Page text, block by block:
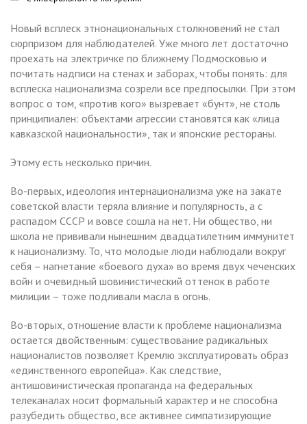
Новый всплеск этнонациональных столкновений не стал
сюрпризом для наблюдателей. Уже много лет достаточно
проехать на электричке по ближнему Подмосковью и
почитать надписи на стенах и заборах, чтобы понять: для
всплеска национализма созрели все предпосылки. При этом
вопрос о том, «против кого» вызревает «бунт», не столь
принципиален: объектами агрессии становятся как «лица
кавказской национальности», так и японские рестораны.
Этому есть несколько причин.
Во-первых, идеология интернационализма уже на закате
советской власти теряла влияние и популярность, а с
распадом СССР и вовсе сошла на нет. Ни общество, ни
школа не прививали нынешним двадцатилетним иммунитет
к национализму. То, что молодые люди наблюдали вокруг
себя – нагнетание «боевого духа» во время двух чеченских
войн и очевидный шовинистический оттенок в работе
милиции – тоже подливали масла в огонь.
Во-вторых, отношение власти к проблеме национализма
остается двойственным: существование радикальных
националистов позволяет Кремлю эксплуатировать образ
«единственного европейца». Как следствие,
антишовинистическая пропаганда на федеральных
телеканалах носит формальный характер и не способна
разубедить общество, все активнее симпатизирующие